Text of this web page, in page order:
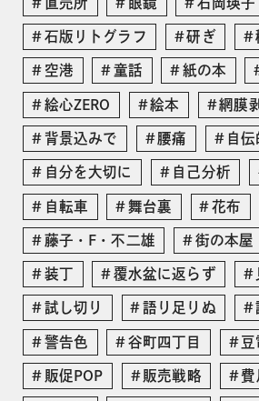
石版リトグラフ 研ぎ
空港 童話 紙の本
絵心ZERO 絵本 網膜
背景込みで 腰痛 自
自分を大切に 自己分析
自転車 舞台裏 花布
藤子・F・不二雄 街の本屋
装丁 覆水盆に返らず
試し切り 語り足りぬ
警告色 谷町四丁目 豆
販促POP 販売戦略 費